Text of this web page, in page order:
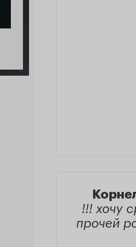
!!! хочу
прочей